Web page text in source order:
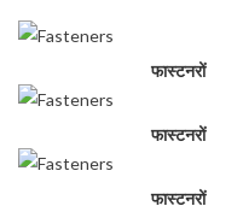
फास्टनरों
फास्टनरों
फास्टनरों